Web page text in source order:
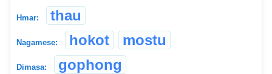
Hmar: thau
Nagamese: hokot mostu
Dimasa: gophong